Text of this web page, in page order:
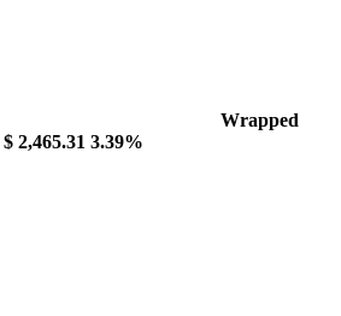
Wrapped
$ 2,465.31 3.39%